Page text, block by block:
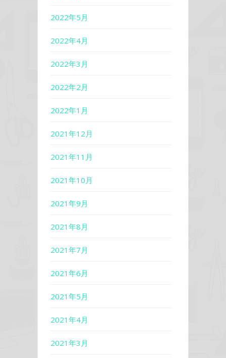
2022年5月
2022年4月
2022年3月
2022年2月
2022年1月
2021年12月
2021年11月
2021年10月
2021年9月
2021年8月
2021年7月
2021年6月
2021年5月
2021年4月
2021年3月